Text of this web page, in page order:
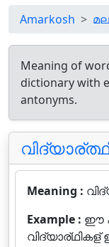
Amarkosh
Meaning of
dictionary with
antonyms.
Meaning :
Example : ഈ
വിദ്യാര്ഥികള്